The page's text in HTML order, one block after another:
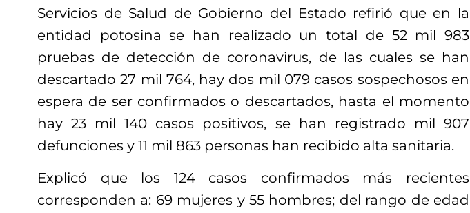
Servicios de Salud de Gobierno del Estado refirió que en la
entidad potosina se han realizado un total de 52 mil 983
pruebas de detección de coronavirus, de las cuales se han
descartado 27 mil 764, hay dos mil 079 casos sospechosos en
espera de ser confirmados o descartados, hasta el momento
hay 23 mil 140 casos positivos, se han registrado mil 907
defunciones y 11 mil 863 personas han recibido alta sanitaria.
Explicó que los 124 casos confirmados más recientes
corresponden a: 69 mujeres y 55 hombres; del rango de edad